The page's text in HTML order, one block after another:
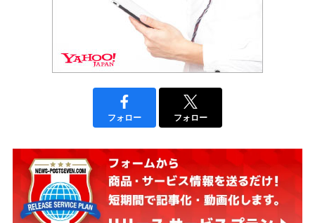
フォロー フォロー